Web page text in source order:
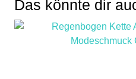
Das könnte dir